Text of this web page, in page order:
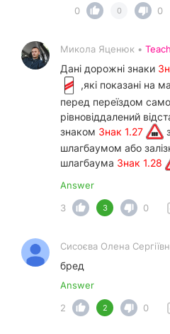
0
0 0
Микола Яценюк •
Дані дорожні знаки
,які показані на
перед переїздом
рівновіддалений
знаком Знак 1.27
шлагбаумом або
шлагбаума Знак 1.28
Answer
3
3 0
Сисоєва Олена
бред
Answer
2
2 0